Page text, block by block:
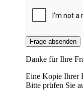
Frage absenden
Danke für Ihre
Eine Kopie Ihrer
Bitte prüfen Sie